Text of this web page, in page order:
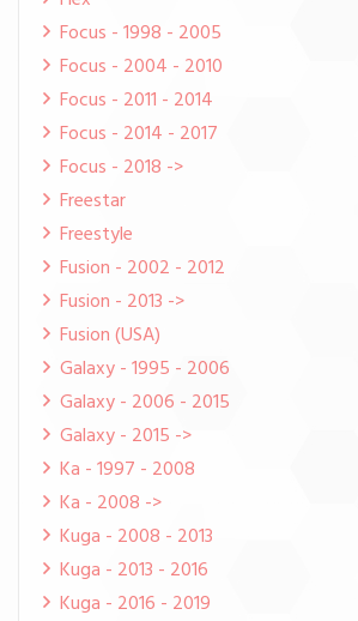
Focus - 1998 - 2005
Focus - 2004 - 2010
Focus - 2011 - 2014
Focus - 2014 - 2017
Focus - 2018 ->
Freestar
Freestyle
Fusion - 2002 - 2012
Fusion - 2013 ->
Fusion (USA)
Galaxy - 1995 - 2006
Galaxy - 2006 - 2015
Galaxy - 2015 ->
Ka - 1997 - 2008
Ka - 2008 ->
Kuga - 2008 - 2013
Kuga - 2013 - 2016
Kuga - 2016 - 2019